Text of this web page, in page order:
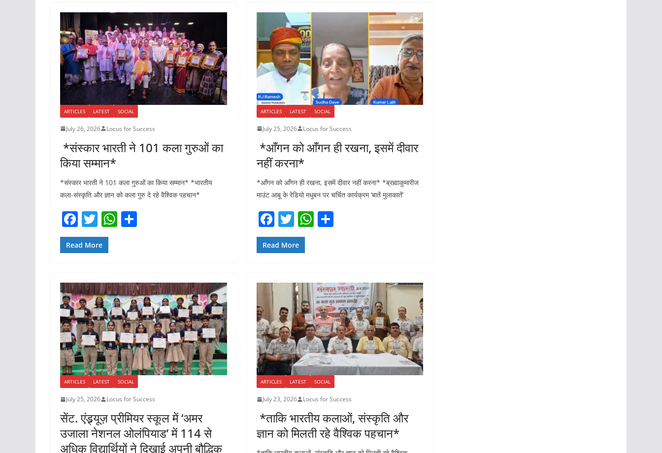
k b
o
o
k
A
p
p
ARTICLES LATEST SOCIAL
July 26, 2026 Locus for Success
*संस्कार भारती ने 101 कला गुरुओं का
किया सम्मान*
*संस्कार भारती ने 101 कला गुरुओं का किया सम्मान* *भारतीय
कला-संस्कृति और ज्ञान को कला गुरु दे रहे वैश्विक पहचान*
F
a
c
b
o
o
k
T
w
itt
W
A
p
p
Read More
ARTICLES LATEST SOCIAL
July 25, 2026 Locus for Success
*आँगन को आँगन ही रखना, इसमें दीवार
नहीं करना*
*आँगन को आँगन ही रखना, इसमें दीवार नहीं करना* *ब्रह्माकुमारीज
माउंट आबू के रेडियो मधुबन पर चर्चित कार्यक्रम ‘बातें मुलाकातें’
F
a
c
b
o
k
T
w
itt
W
A
p
p
S
Read More
ARTICLES LATEST SOCIAL
July 25, 2026 Locus for Success
सेंट. एंड्र्यूज़ प्रीमियर स्कूल में ‘अमर
उजाला नेशनल ओलंपियाड’ में 114 से
अधिक विद्यार्थियों ने दिखाई अपनी बौद्धिक
ARTICLES LATEST SOCIAL
July 23, 2026 Locus for Success
*ताकि भारतीय कलाओं, संस्कृति और
ज्ञान को मिलती रहे वैश्विक पहचान*